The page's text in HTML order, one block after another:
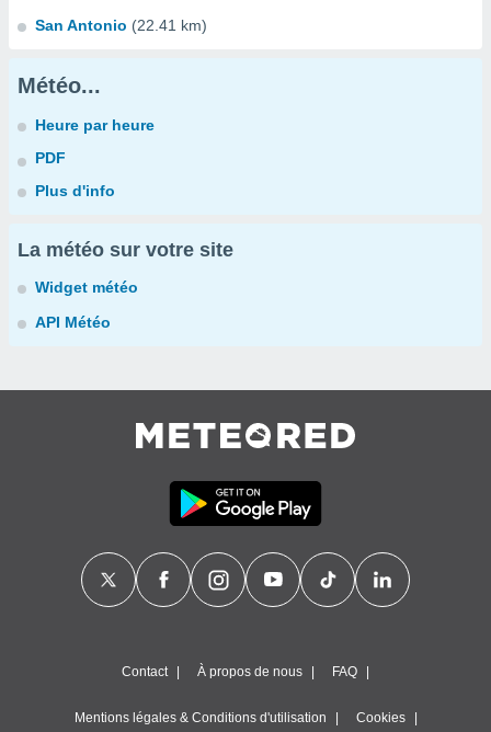
San Antonio (22.41 km)
Météo...
Heure par heure
PDF
Plus d'info
La météo sur votre site
Widget météo
API Météo
Contact À propos de nous FAQ
Mentions légales & Conditions d'utilisation Cookies